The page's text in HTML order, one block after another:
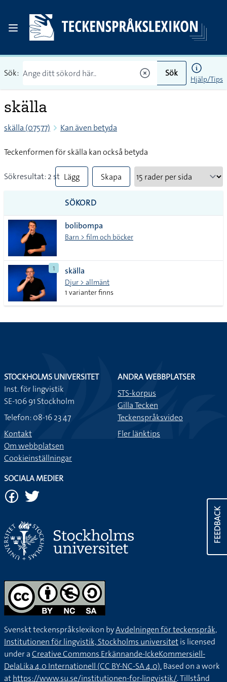
Sök: Sök
Hjälp/Tips
skälla
skälla (07577) Kan även betyda
Teckenformen för skälla kan också betyda
Sökresultat: 2 st Lägg
till
alla i
lista
Skapa
SÖKORD
bolibompa
Barn > film och böcker
1 skälla
Djur > allmänt
1 varianter finns
FEEDBACK
STOCKHOLMS UNIVERSITET
Inst. för lingvistik
SE-106 91 Stockholm
Telefon: 08-16 23 47
Kontakt
Om webbplatsen
Cookieinställningar
ANDRA WEBBPLATSER
STS-korpus
Gilla Tecken
Teckenspråksvideo
Fler länktips
SOCIALA MEDIER
Svenskt teckenspråkslexikon byAvdelningen för teckenspråk,
Institutionen för lingvistik, Stockholms universitetis licensed
under aCreative Commons Erkännande-IckeKommersiell-
DelaLika 4.0 Internationell (CC BY-NC-SA 4.0).Based on a work
athttps://www.su.se/institutionen-for-lingvistik/. Tillstånd